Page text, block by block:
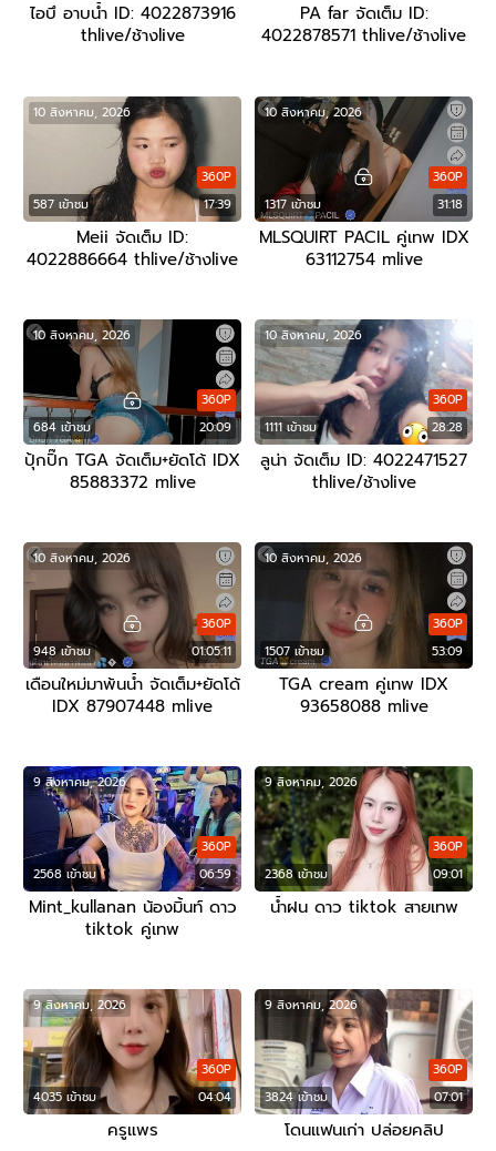
ไอบึ อาบน้ำ ID: 4022873916
thlive/ช้างlive
PA far จัดเต็ม ID:
4022878571 thlive/ช้างlive
587 เข้าชม 17:39
360P
10 สิงหาคม, 2026
Meii จัดเต็ม ID:
4022886664 thlive/ช้างlive
1317 เข้าชม 31:18
360P
10 สิงหาคม, 2026
MLSQUIRT PACIL คู่เทพ IDX
63112754 mlive
684 เข้าชม 20:09
360P
10 สิงหาคม, 2026
ปุ้กปิ๊ก TGA จัดเต็ม+ยัดโด้ IDX
85883372 mlive
1111 เข้าชม 28:28
360P
10 สิงหาคม, 2026
ลูน่า จัดเต็ม ID: 4022471527
thlive/ช้างlive
948 เข้าชม 01:05:11
360P
10 สิงหาคม, 2026
เดือนใหม่มาพ้นน้ำ จัดเต็ม+ยัดโด้
IDX 87907448 mlive
1507 เข้าชม 53:09
360P
10 สิงหาคม, 2026
TGA cream คู่เทพ IDX
93658088 mlive
2568 เข้าชม 06:59
360P
9 สิงหาคม, 2026
Mint_kullanan น้องมิ้นท์ ดาว
tiktok คู่เทพ
2368 เข้าชม 09:01
360P
9 สิงหาคม, 2026
น้ำฝน ดาว tiktok สายเทพ
4035 เข้าชม 04:04
360P
9 สิงหาคม, 2026
ครูแพร
3824 เข้าชม 07:01
360P
9 สิงหาคม, 2026
โดนแฟนเก่า ปล่อยคลิป